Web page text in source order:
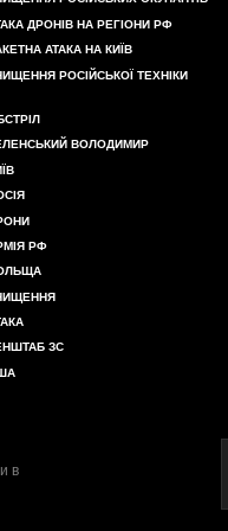
ДРОНІВ НА РЕГІОНИ РФ
АТАКА НА КИЇВ
РОСІЙСЬКОЇ ТЕХНІКИ
ВОЛОДИМИР
РФ
ЗС
в